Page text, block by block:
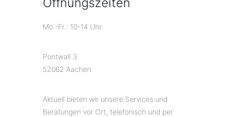
Mo.-Fr.: 10-14 Uhr
Pontwall 3
52062 Aachen
Aktuell bieten wir unsere Services und
Beratungen vor Ort, telefonisch und per